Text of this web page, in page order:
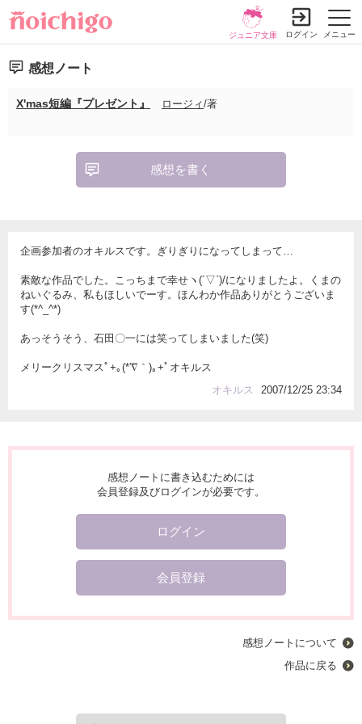
メニュー
ジュニア文庫 ログイン
感想ノート
X'mas短編『プレゼント』 ロージィ/著
感想を書く
企画参加者のオキルスです。ぎりぎりになってしまって…
素敵な作品でした。こっちまで幸せヽ(´▽`)/になりましたよ。くまの
ねいぐるみ、私もほしいでーす。ほんわか作品ありがとうございま
す(*^_^*)
あっそうそう、石田〇一には笑ってしまいました(笑)
メリークリスマスﾟ+｡(*′∇｀)｡+ﾟオキルス
オキルス
2007/12/25 23:34
感想ノートに書き込むためには
会員登録及びログインが必要です。
ログイン
会員登録
感想ノートについて
作品に戻る